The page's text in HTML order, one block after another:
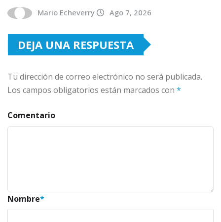
Mario Echeverry Ago 7, 2026
DEJA UNA RESPUESTA
Tu dirección de correo electrónico no será publicada.
Los campos obligatorios están marcados con *
Comentario
Nombre*